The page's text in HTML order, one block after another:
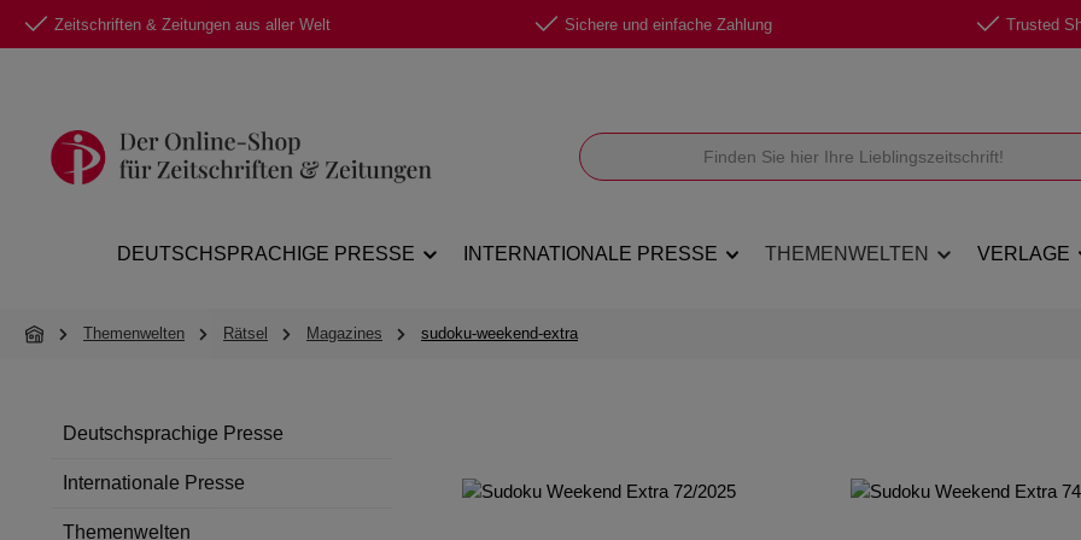
Hauptinhalt springen
Zur Suche springen
Zur Hauptnavigation springen
Zeitschriften & Zeitungen aus aller Welt Sichere und einfache Zahlung Trusted
DEUTSCHSPRACHIGE PRESSE INTERNATIONALE PRESSE THEMENWELTEN VERLAGE
Themenwelten Rätsel Magazines sudoku-weekend-extra
Deutschsprachige Presse
Internationale Presse
Themenwelten